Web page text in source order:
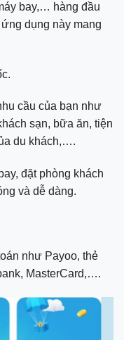
bay,… hàng đầu
dụng này mang
cầu của bạn như
sạn, bữa ăn, tiện
du khách,….
đặt phòng khách
và dễ dàng.
như Payoo, thẻ
MasterCard,….